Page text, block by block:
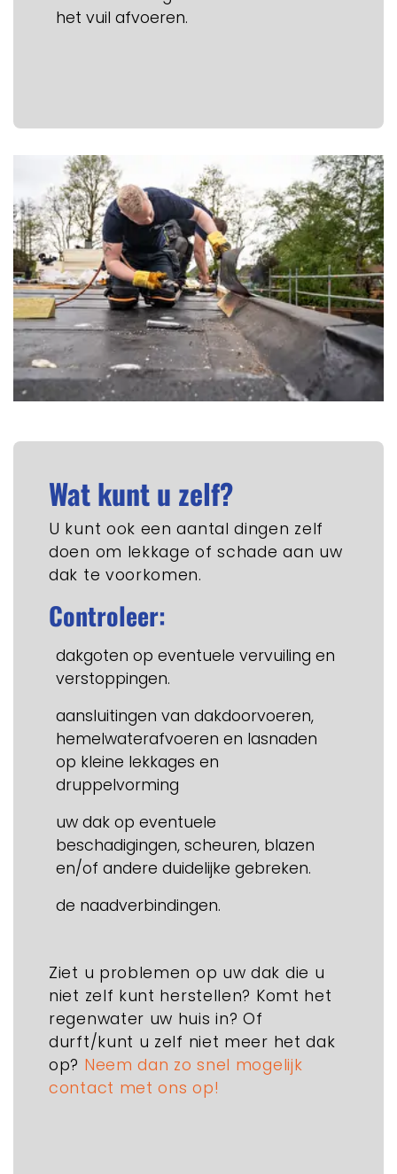
het vuil afvoeren.
Wat kunt u zelf?
U kunt ook een aantal dingen zelf
doen om lekkage of schade aan uw
dak te voorkomen.
Controleer:
dakgoten op eventuele vervuiling en
verstoppingen.
aansluitingen van dakdoorvoeren,
hemelwaterafvoeren en lasnaden
op kleine lekkages en
druppelvorming
uw dak op eventuele
beschadigingen, scheuren, blazen
en/of andere duidelijke gebreken.
de naadverbindingen.
Ziet u problemen op uw dak die u
niet zelf kunt herstellen? Komt het
regenwater uw huis in? Of
durft/kunt u zelf niet meer het dak
op? Neem dan zo snel mogelijk
contact met ons op!